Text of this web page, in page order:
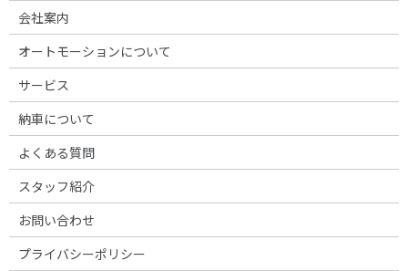
会社案内
オートモーションについて
サービス
納車について
よくある質問
スタッフ紹介
お問い合わせ
プライバシーポリシー